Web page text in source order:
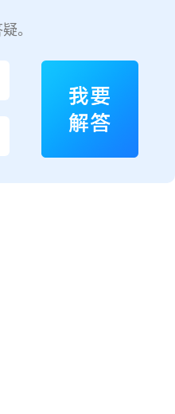
。